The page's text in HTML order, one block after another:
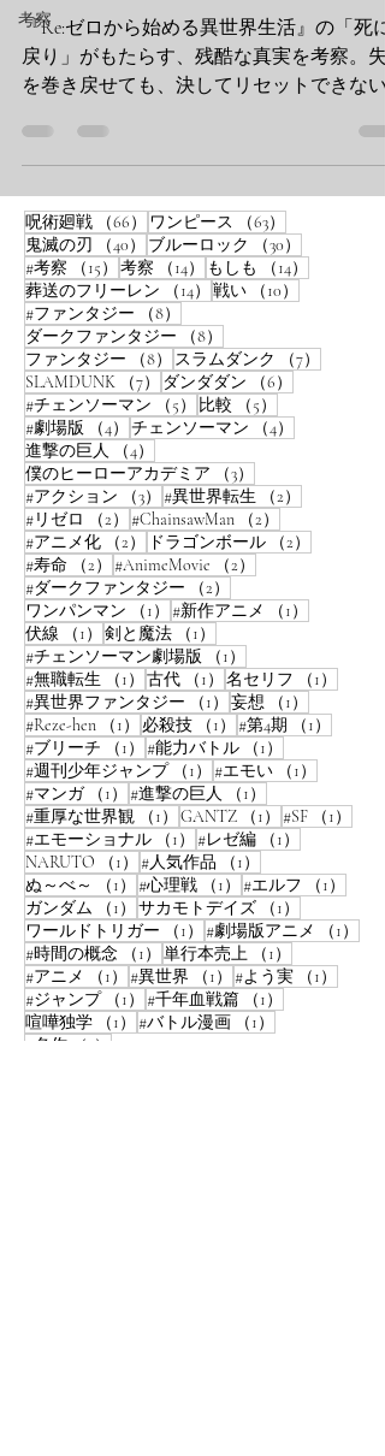
考察
『Re:ゼロから始める異世界生活』の「死に
戻り」がもたらす、残酷な真実を考察。失
を巻き戻せても、決してリセットできない
が進むにつれて明らかになる、死に戻りと
う能力の真の恐怖を解説します。
呪術廻戦 （66） 66件の記事
ワンピース （63）
鬼滅の刃
（40） 40件の記事
ブルーロック （30）
#考察
（15） 15件の記事
考察 （14） 14件の記事
もしも （14）
葬送のフリーレン
（14） 14件の記事
戦い （10）
#ファンタジー
（8）
ダークファンタジー
（8）
ファンタジー
（8） 8件の記事
スラムダンク （7）
SLAMDUNK
（7） 7件の記事
ダンダダン （6）
#チェンソーマン
（5） 5件の記事
比較 （5）
#劇場版
（4） 4件の記事
チェンソーマン （4）
進撃の巨人
（4）
僕のヒーローアカデミア
（3）
#アクション
（3） 3件の記事
#異世界転生 （2）
#リゼロ
（2） 2件の記事
#ChainsawMan （2）
#アニメ化
（2） 2件の記事
ドラゴンボール （2）
#寿命
（2） 2件の記事
#AnimeMovie （2）
#ダークファンタジー
（2）
ワンパンマン
（1） 1件の記事
#新作アニメ （1）
伏線
（1） 1件の記事
剣と魔法 （1）
#チェンソーマン劇場版
（1）
#無職転生
（1） 1件の記事
古代 （1） 1件の記事
名セリフ （1）
#異世界ファンタジー
（1） 1件の記事
妄想 （1）
#Reze-hen
（1） 1件の記事
必殺技 （1） 1件の記事
#第4期 （1）
#ブリーチ
（1） 1件の記事
#能力バトル （1）
#週刊少年ジャンプ
（1） 1件の記事
#エモい （1）
#マンガ
（1） 1件の記事
#進撃の巨人 （1）
#重厚な世界観
（1） 1件の記事
GANTZ （1） 1件の記事
#SF （1）
#エモーショナル
（1） 1件の記事
#レゼ編 （1）
NARUTO
（1） 1件の記事
#人気作品 （1）
ぬ～べ～
（1） 1件の記事
#心理戦 （1） 1件の記事
#エルフ （1）
ガンダム
（1） 1件の記事
サカモトデイズ （1）
ワールドトリガー
（1） 1件の記事
#劇場版アニメ （1）
#時間の概念
（1） 1件の記事
単行本売上 （1）
#アニメ
（1） 1件の記事
#異世界 （1） 1件の記事
#よう実 （1）
#ジャンプ
（1） 1件の記事
#千年血戦篇 （1）
喧嘩独学
（1） 1件の記事
#バトル漫画 （1）
#名作
（1） 1件の記事